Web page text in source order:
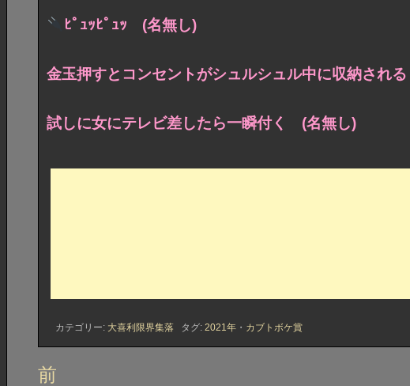
ﾋﾟｭｯﾋﾟｭｯ (名無し)
金玉押すとコンセントがシュルシュル中に収納され
試しに女にテレビ差したら一瞬付く (名無し)
カテゴリー: 大喜利限界集落 タグ: 2021年 ・ カブトボケ賞
投
前